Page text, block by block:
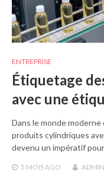
ENTREPRISE
Étiquetage
avec une
Dans le monde
produits cylindriques
devenu un impératif
5 MOIS AGO